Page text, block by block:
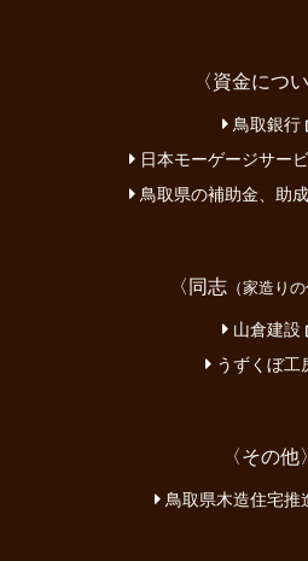
〈資金につい
鳥取銀行
日本モーゲージサー
鳥取県の補助金、助
〈同志 （家造りの
山倉建設
うずくぼ工
〈その他〉
鳥取県木造住宅推